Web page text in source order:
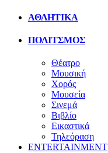
ΑΘΛΗΤΙΚΑ
ΠΟΛΙΤΣΜΟΣ
Θέατρο
Μουσική
Χορός
Μουσεία
Σινεμά
Βιβλίο
Εικαστικά
Τηλεόραση
ENTERTAINMENT